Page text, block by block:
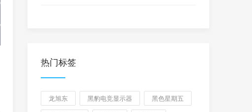
热门标签
龙旭东 黑豹电竞显示器 黑色星期五